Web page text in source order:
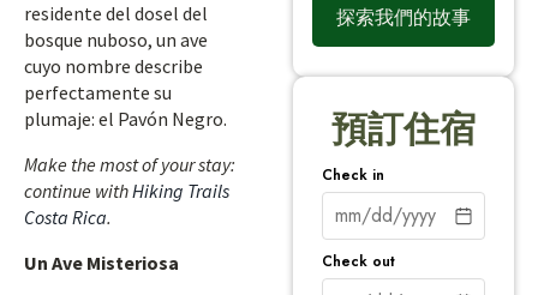
residente del dosel del
bosque nuboso, un ave
cuyo nombre describe
perfectamente su
plumaje: el Pavón Negro.
Make the most of your stay:
continue withHiking Trails
Costa Rica.
Un Ave Misteriosa
探索我們的故事
預訂住宿
Check in
Check out